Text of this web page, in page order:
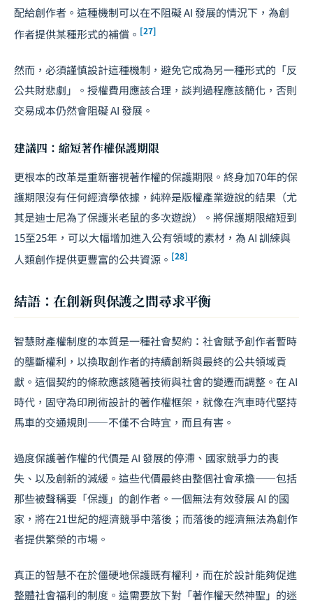
配給創作者。這種機制可以在不阻礙 AI 發展的情況下，為創
作者提供某種形式的補償。 [27]
然而，必須謹慎設計這種機制，避免它成為另一種形式的「反
公共財悲劇」。授權費用應該合理，談判過程應該簡化，否則
交易成本仍然會阻礙 AI 發展。
建議四：縮短著作權保護期限
更根本的改革是重新審視著作權的保護期限。終身加70年的保
護期限沒有任何經濟學依據，純粹是版權產業遊說的結果（尤
其是迪士尼為了保護米老鼠的多次遊說）。將保護期限縮短到
15至25年，可以大幅增加進入公有領域的素材，為 AI 訓練與
人類創作提供更豐富的公共資源。 [28]
結語：在創新與保護之間尋求平衡
智慧財產權制度的本質是一種社會契約：社會賦予創作者暫時
的壟斷權利，以換取創作者的持續創新與最終的公共領域貢
獻。這個契約的條款應該隨著技術與社會的變遷而調整。在 AI
時代，固守為印刷術設計的著作權框架，就像在汽車時代堅持
馬車的交通規則——不僅不合時宜，而且有害。
過度保護著作權的代價是 AI 發展的停滯、國家競爭力的喪
失、以及創新的減緩。這些代價最終由整個社會承擔——包括
那些被聲稱要「保護」的創作者。一個無法有效發展 AI 的國
家，將在21世紀的經濟競爭中落後；而落後的經濟無法為創作
者提供繁榮的市場。
真正的智慧不在於僵硬地保護既有權利，而在於設計能夠促進
整體社會福利的制度。這需要放下對「著作權天然神聖」的迷